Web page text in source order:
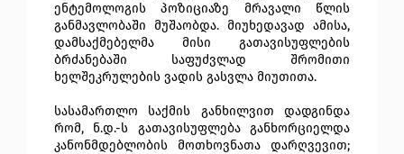
ენტემოლოგის პოზიციაზე მრავალი წლის
განმავლობაში მუშაობდა. მიუხედავად ამისა,
დამსაქმებელმა მისი გათავისუფლების
ბრძანებაში საფუძვლად შრომითი
ხელშეკრულების ვადის გასვლა მიუთითა.
სასამართლო საქმის განხილვით დადგინდა
რომ, ნ.დ.-ს გათავისუფლება განხორციელდა
კანონმდებლობის მოთხოვნათა დარღვევით;